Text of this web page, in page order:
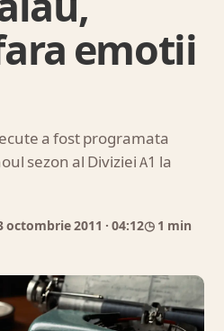
emotii
a fost programata
sezon al Diviziei A1 la
octombrie 2011 · 04:12◷ 1 min